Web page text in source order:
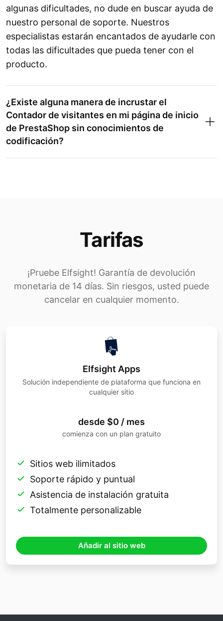
algunas dificultades, no dude en buscar ayuda de
nuestro personal de soporte. Nuestros
especialistas estarán encantados de ayudarle con
todas las dificultades que pueda tener con el
producto.
¿Existe alguna manera de incrustar el
Contador de visitantes en mi página de inicio
de PrestaShop sin conocimientos de
codificación?
Tarifas
¡Pruebe Elfsight! Garantía de devolución
monetaria de 14 días. Sin riesgos, usted puede
cancelar en cualquier momento.
Elfsight Apps
Solución independiente de plataforma que funciona en
cualquier sitio
desde $0 / mes
comienza con un plan gratuito
Sitios web ilimitados
Soporte rápido y puntual
Asistencia de instalación gratuita
Totalmente personalizable
Añadir al sitio web